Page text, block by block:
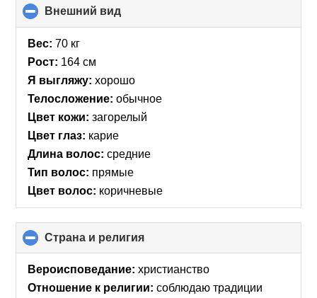
Внешний вид
to
Вес: 70 кг
Рост: 164 см
Я выгляжу: хорошо
Телосложение: обычное
Цвет кожи: загорелый
Цвет глаз: карие
Длина волос: средние
Тип волос: прямые
Цвет волос: коричневые
Страна и религия
to
collapse
Вероисповедание: христианство
Отношение к религии: соблюдаю традиции